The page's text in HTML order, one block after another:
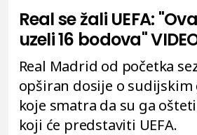
Real se žali UEFA:
uzeli 16 bodova"
Real Madrid od početka
opširan dosije o sudijskim
koje smatra da su ga
koji će predstaviti UEFA.